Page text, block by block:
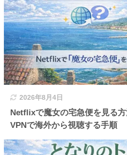
2026年8月4日
Netflixで魔女の宅急便を見る方
VPNで海外から視聴する手順